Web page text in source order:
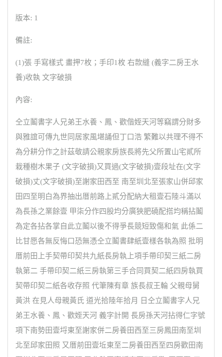
版本: 1
備註:
(1)張 手寫樣式 畫押7枚；手印1枚 右款縫 (義字二房王水
養)收執 文字破損
內容:
仝立鬮書字人兄弟王水養、鳳、歡偕姪天河等竊謂分財多
與雅誼可傳九世同居家風堪誦但丁口浩 繁難以共理不得不
為分耕分作之計茲敬請公親家房族長將先父所置山宅貳所
栽種樹木果子 (文字破損)又買過(文字破損)壹段址在(文字
破損)丈(文字破損)至謝家田西至 南至圳北至張家山併邱家
田四至明白為界抽出厝前路上貳分配納大租壹石陸斗滿以
為長孫之業餘壹 甲柒分作四股均分廣狹肥磽配搭均稱拈鬮
為定各拈各掌自此立鬮以後不得爭長競短致傷和氣 此係二
比甘愿各無反悔口恐無憑仝立鬮書肆紙壹樣各執為照 批明
厝前田上手契帶印契共九紙長房執上項手帶印契三紙二房
執第二 手帶印契二紙三房執第三手合同買契二紙四房執買
契帶印契二紙各收存照 代筆陳有章 族長叔王輪 父親母舅
黃洪 在見人母親黃氏 道光拾陸年拾月 日仝立鬮書字人兄
弟王水養、鳳、歡姪天河 義字計開 長房孫天河拈得仁字號
項下南勢田壹埒東至謝家併二房養田西至三房鳳田南至圳
北至邱家田照 又厝前田壹坵東至二房養田西至四房歡田南